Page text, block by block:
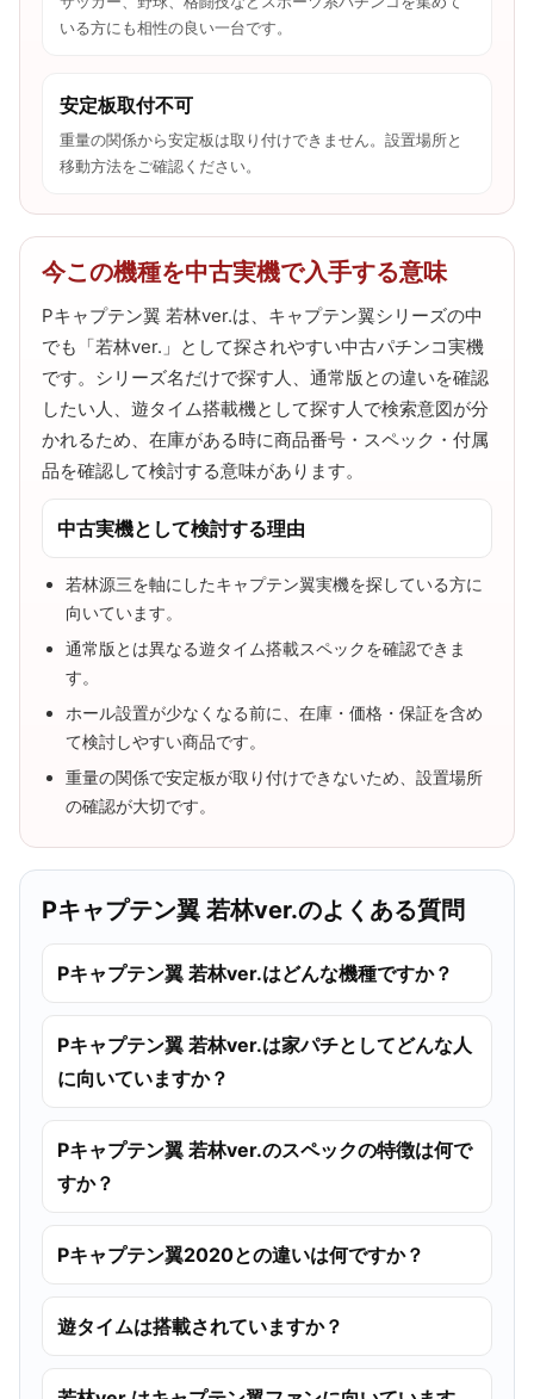
いる方にも相性の良い一台です。
安定板取付不可
重量の関係から安定板は取り付けできません。設置場所と
移動方法をご確認ください。
今この機種を中古実機で入手する意味
Pキャプテン翼 若林ver.は、キャプテン翼シリーズの中
でも「若林ver.」として探されやすい中古パチンコ実機
です。シリーズ名だけで探す人、通常版との違いを確認
したい人、遊タイム搭載機として探す人で検索意図が分
かれるため、在庫がある時に商品番号・スペック・付属
品を確認して検討する意味があります。
中古実機として検討する理由
若林源三を軸にしたキャプテン翼実機を探している方に
向いています。
通常版とは異なる遊タイム搭載スペックを確認できま
す。
ホール設置が少なくなる前に、在庫・価格・保証を含め
て検討しやすい商品です。
重量の関係で安定板が取り付けできないため、設置場所
の確認が大切です。
Pキャプテン翼 若林ver.のよくある質問
Pキャプテン翼 若林ver.はどんな機種ですか？
Pキャプテン翼 若林ver.は家パチとしてどんな人
に向いていますか？
Pキャプテン翼 若林ver.のスペックの特徴は何で
すか？
Pキャプテン翼2020との違いは何ですか？
遊タイムは搭載されていますか？